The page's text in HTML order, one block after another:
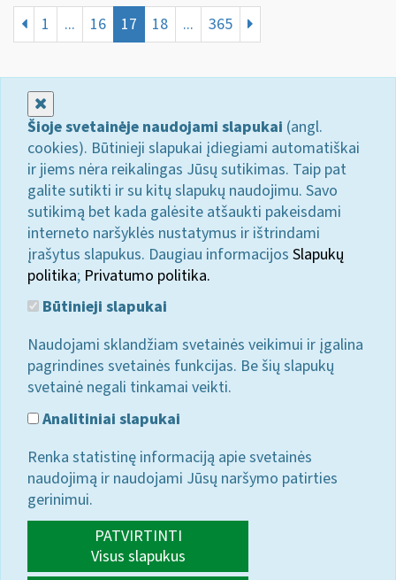
1 ... 16 17 18 ... 365
Šioje svetainėje naudojami slapukai (angl.
cookies). Būtinieji slapukai įdiegiami automatiškai
ir jiems nėra reikalingas Jūsų sutikimas. Taip pat
galite sutikti ir su kitų slapukų naudojimu. Savo
sutikimą bet kada galėsite atšaukti pakeisdami
interneto naršyklės nustatymus ir ištrindami
įrašytus slapukus. Daugiau informacijos Slapukų
politika; Privatumo politika.
Būtinieji slapukai
Naudojami sklandžiam svetainės veikimui ir įgalina
pagrindines svetainės funkcijas. Be šių slapukų
svetainė negali tinkamai veikti.
Analitiniai slapukai
Renka statistinę informaciją apie svetainės
naudojimą ir naudojami Jūsų naršymo patirties
gerinimui.
PATVIRTINTI
Visus slapukus